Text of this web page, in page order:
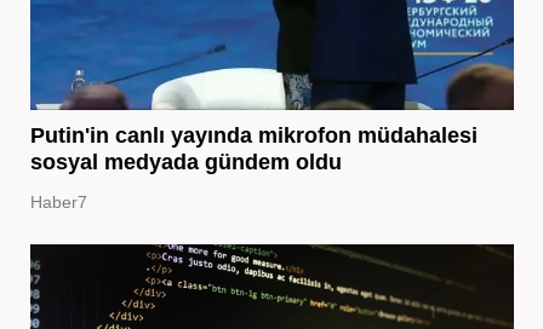
Putin'in canlı yayında mikrofon müdahalesi
sosyal medyada gündem oldu
Haber7